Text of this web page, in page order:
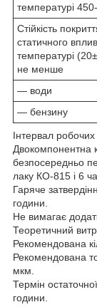
температурі
Стійкість
статичного
температурі
не менше
— води
— бензину
Інтервал
Двокомпонентна
безпосередньо
лаку КО-815 і 6
Гаряче
години.
Не вимагає
Теоретичний
Рекомендована
Рекомендована
мкм.
Термін
години.